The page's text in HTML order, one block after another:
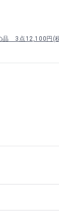
品 3点12,100円(